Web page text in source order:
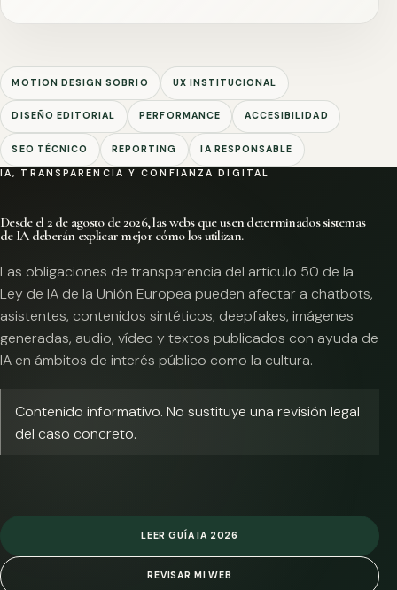
MOTION DESIGN SOBRIO UX INSTITUCIONAL
DISEÑO EDITORIAL PERFORMANCE ACCESIBILIDAD
SEO TÉCNICO REPORTING IA RESPONSABLE
IA, TRANSPARENCIA Y CONFIANZA DIGITAL
Desde el 2 de agosto de 2026, las webs que usen determinados sistemas
de IA deberán explicar mejor cómo los utilizan.
Las obligaciones de transparencia del artículo 50 de la
Ley de IA de la Unión Europea pueden afectar a chatbots,
asistentes, contenidos sintéticos, deepfakes, imágenes
generadas, audio, vídeo y textos publicados con ayuda de
IA en ámbitos de interés público como la cultura.
Contenido informativo. No sustituye una revisión legal
del caso concreto.
LEER GUÍA IA 2026
REVISAR MI WEB